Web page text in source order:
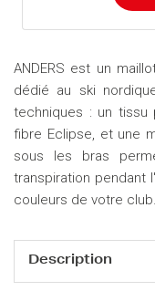
ANDERS est un
dédié au ski
techniques : un tissu
fibre Eclipse, et une
sous les bras
transpiration pendant
couleurs de votre club.
Description